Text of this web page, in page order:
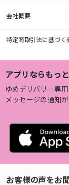
会社概要
特定商取引法に基づく
アプリならもっ
ゆめデリバリー専用
メッセージの通知
お客様の声をお